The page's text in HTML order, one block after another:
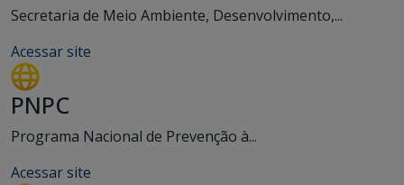
Secretaria de Meio Ambiente, Desenvolvimento,...
Acessar site
PNPC
Programa Nacional de Prevenção à...
Acessar site